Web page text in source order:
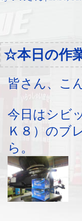
☆本日の作
皆さん、こ
今日はシビ
Ｋ８）のブ
ら。